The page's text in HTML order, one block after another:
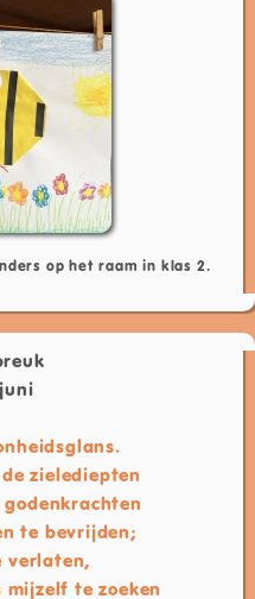
op het raam in klas 2.
zielediepten
te bevrijden;
verlaten,
te zoeken